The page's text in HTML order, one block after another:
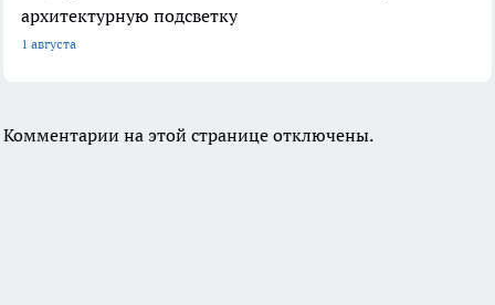
архитектурную подсветку
1 августа
Комментарии на этой странице отключены.